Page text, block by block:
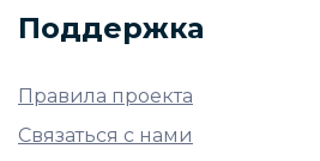
Поддержка
Правила проекта
Связаться с нами